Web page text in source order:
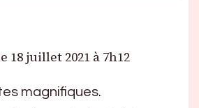
18 juillet 2021 à 7h12
magnifiques.